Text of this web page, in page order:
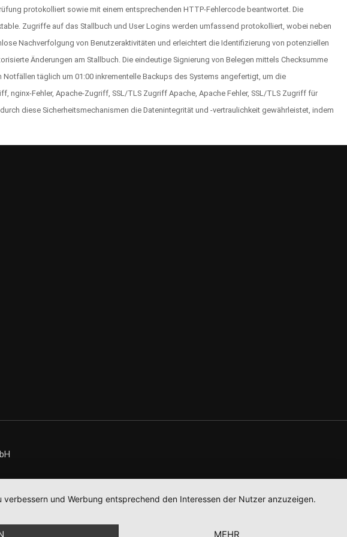
protokolliert sowie mit einem entsprechenden HTTP-Fehlercode beantwortet. Die
Zugriffe auf das Stallbuch und User Logins werden umfassend protokolliert, wobei neben
Nachverfolgung von Benutzeraktivitäten und erleichtert die Identifizierung von potenziellen
Änderungen am Stallbuch. Die eindeutige Signierung von Belegen mittels Checksumme
täglich um 01:00 inkrementelle Backups des Systems angefertigt, um die
nginx-Fehler, Apache-Zugriff, SSL/TLS Zugriff Apache, Apache Fehler, SSL/TLS Zugriff für
diese Sicherheitsmechanismen die Datenintegrität und -vertraulichkeit gewährleistet, indem
und Werbung entsprechend den Interessen der Nutzer anzuzeigen.
MEHR